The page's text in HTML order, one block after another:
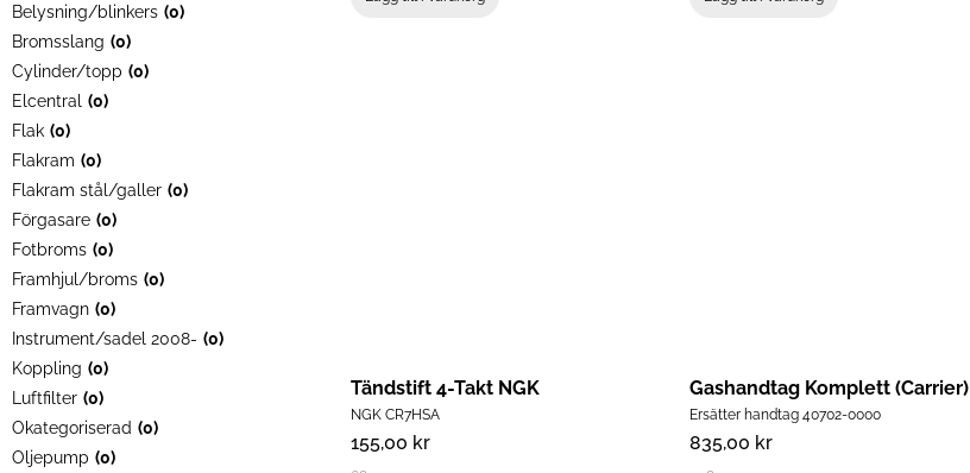
Belysning/blinkers (0)
Bromsslang (0)
Cylinder/topp (0)
Elcentral
(0)
Flak (0)
Flakram (0)
Flakram stål/galler (0)
Förgasare (0)
Fotbroms (0)
Framhjul/broms (0)
Framvagn (0)
Instrument/sadel 2008- (0)
Koppling (0)
Luftfilter (0)
Okategoriserad (0)
Oljepump (0)
Tändstift 4-Takt NGK
155,00 kr
NGK CR7HSA
Gashandtag Komplett (Carrier)
835,00 kr
Ersätter handtag 40702-0000